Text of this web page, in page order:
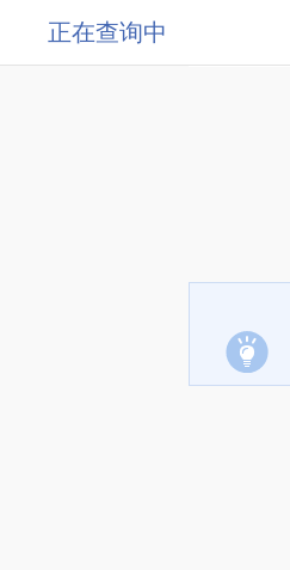
正在查询中